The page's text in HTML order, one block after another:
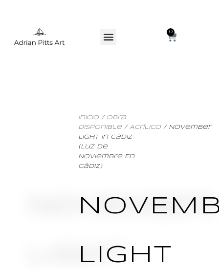
0
Inicio / Obra
Disponible/ Acrílico / November
Light In Cádiz
(Luz De
Noviembre En
Cádiz)
LIGHT